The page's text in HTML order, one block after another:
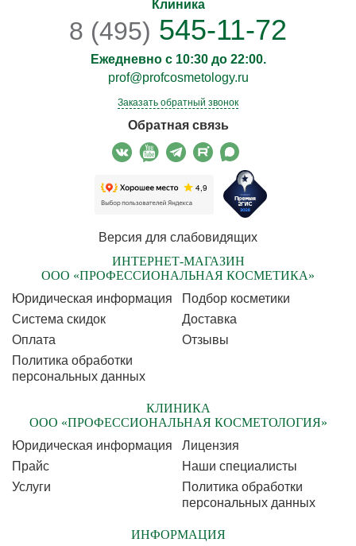
Клиника
8 (495) 545-11-72
Ежедневно с 10:30 до 22:00.
prof@profcosmetology.ru
Заказать обратный звонок
Обратная связь
Версия для слабовидящих
ИНТЕРНЕТ-МАГАЗИН
ООО «ПРОФЕССИОНАЛЬНАЯ КОСМЕТИКА»
Юридическая информация
Подбор косметики
Cистема скидок
Доставка
Оплата
Отзывы
Политика обработки
персональных данных
КЛИНИКА
ООО «ПРОФЕССИОНАЛЬНАЯ КОСМЕТОЛОГИЯ»
Юридическая информация
Лицензия
Прайс
Наши специалисты
Услуги
Политика обработки
персональных данных
ИНФОРМАЦИЯ